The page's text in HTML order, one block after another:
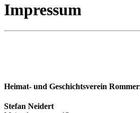
Impressum
Heimat- und Geschichtsverein
Stefan Neidert